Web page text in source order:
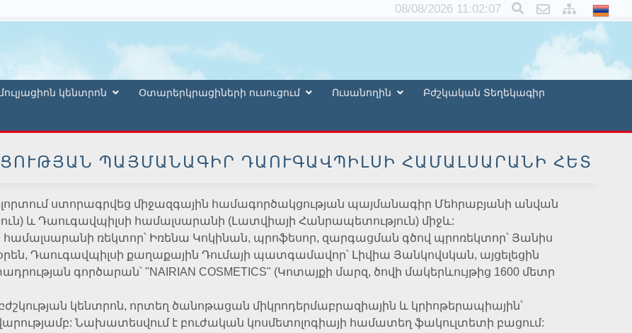
×
08/08/2026 11:02:08
կենտրոն Օտարերկրացիների ուսուցում Ուսանողին Բժշկական Տեղեկագիր
ՊԱՅՄԱՆԱԳԻՐ ԴԱՈՒԳԱՎՊԻԼՍԻ ՀԱՄԱԼՍԱՐԱՆԻ ՀԵՏ
ստորագրվեց միջազգային համագործակցության պայմանագիր Մեհրաբյանի անվան
և Դաուգավպիլսի համալսարանի (Լատվիայի Հանրապետություն) միջև:
համալսարանի ռեկտոր՝ Իռենա Կոկինան, պրոֆեսոր, զարգացման գծով պրոռեկտոր՝ Յանիս
Դաուգավպիլսի քաղաքային Դումայի պատգամավոր՝ Լիվիա Յանկովսկան, այցելեցին
գործարան՝ "NAIRIAN COSMETICS" (Կոտայքի մարզ, ծովի մակերևույթից 1600 մետր
կենտրոն, որտեղ ծանոթացան միկրոդերմաբրազիային և կրիոթերապիային՝
Նախատեսվում է բուժական կոսմետոլոգիայի համատեղ ֆակուլտետի բացում: